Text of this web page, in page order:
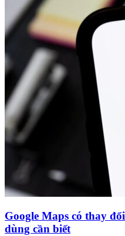
Google Maps có thay
dùng cần biết